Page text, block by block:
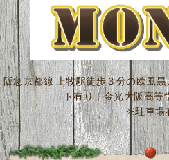
阪急京都線 上牧駅徒歩３分の欧風
ト有り！金光大阪高等
※駐車場